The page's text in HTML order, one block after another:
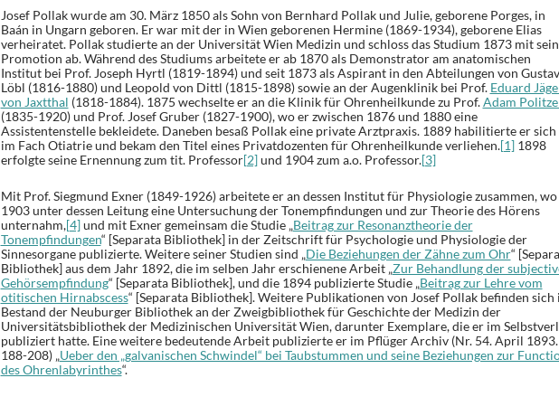
Josef Pollak wurde am 30. März 1850 als Sohn von Bernhard Pollak und Julie, geborene Porges, in
Baán in Ungarn geboren. Er war mit der in Wien geborenen Hermine (1869-1934), geborene Elias
verheiratet. Pollak studierte an der Universität Wien Medizin und schloss das Studium 1873 mit
Promotion ab. Während des Studiums arbeitete er ab 1870 als Demonstrator am anatomischen
Institut bei Prof. Joseph Hyrtl (1819-1894) und seit 1873 als Aspirant in den Abteilungen von Gustav
Löbl (1816-1880) und Leopold von Dittl (1815-1898) sowie an der Augenklinik bei Prof. Eduard
von Jaxtthal (1818-1884). 1875 wechselte er an die Klinik für Ohrenheilkunde zu Prof.Adam
(1835-1920) und Prof. Josef Gruber (1827-1900), wo er zwischen 1876 und 1880 eine
Assistentenstelle bekleidete. Daneben besaß Pollak eine private Arztpraxis. 1889 habilitierte er sich
im Fach Otiatrie und bekam den Titel eines Privatdozenten für Ohrenheilkunde verliehen.[1]1898
erfolgte seine Ernennung zum tit. Professor[2]und 1904 zum a.o. Professor.[3]
Mit Prof. Siegmund Exner (1849-1926) arbeitete er an dessen Institut für Physiologie zusammen,
1903 unter dessen Leitung eine Untersuchung der Tonempfindungen und zur Theorie des Hörens
unternahm,[4]und mit Exner gemeinsam die Studie „Beitrag zur Resonanztheorie der
Tonempfindungen“ [Separata Bibliothek] in der Zeitschrift für Psychologie und Physiologie der
Sinnesorgane publizierte. Weitere seiner Studien sind „Die Beziehungen der Zähne zum Ohr“
Bibliothek] aus dem Jahr 1892, die im selben Jahr erschienene Arbeit „Zur Behandlung der
Gehörsempfindung“ [Separata Bibliothek], und die 1894 publizierte Studie „Beitrag zur Lehre vom
otitischen Hirnabscess“ [Separata Bibliothek]. Weitere Publikationen von Josef Pollak befinden sich
Bestand der Neuburger Bibliothek an der Zweigbibliothek für Geschichte der Medizin der
Universitätsbibliothek der Medizinischen Universität Wien, darunter Exemplare, die er im
publiziert hatte. Eine weitere bedeutende Arbeit publizierte er im Pflüger Archiv (Nr. 54. April 1893.
188-208) „Ueber den „galvanischen Schwindel“ bei Taubstummen und seine Beziehungen zur
des Ohrenlabyrinthes“.